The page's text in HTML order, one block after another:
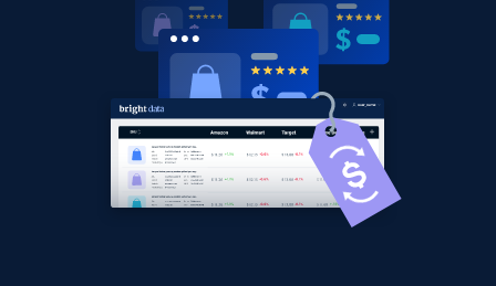
Title, Seller name, Brand, Description, Initial
price, Currency, Availability, Reviews count, and
2.1K+ 375+ Commencer
Amazon products global dataset - Collects